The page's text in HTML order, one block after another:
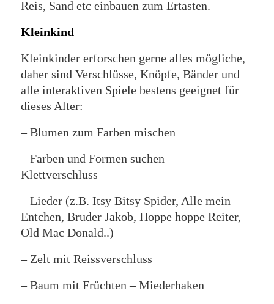
Reis, Sand etc einbauen zum Ertasten.
Kleinkind
Kleinkinder erforschen gerne alles mögliche,
daher sind Verschlüsse, Knöpfe, Bänder und
alle interaktiven Spiele bestens geeignet für
dieses Alter:
– Blumen zum Farben mischen
– Farben und Formen suchen –
Klettverschluss
– Lieder (z.B. Itsy Bitsy Spider, Alle mein
Entchen, Bruder Jakob, Hoppe hoppe Reiter,
Old Mac Donald..)
– Zelt mit Reissverschluss
– Baum mit Früchten – Miederhaken